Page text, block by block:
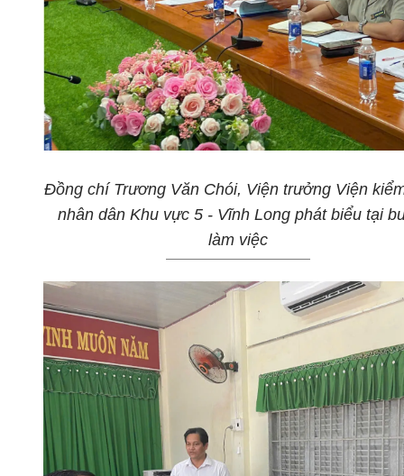
Đồng chí Trương Văn Chói, Viện trưởng Viện
nhân dân Khu vực 5 - Vĩnh Long phát biểu tại
làm việc